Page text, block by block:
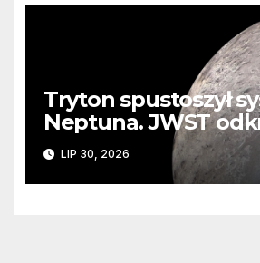
Tryton spustoszył
Neptuna. JWST
ślady kosmicznej
zaginionego lodu
LIP 30, 2026